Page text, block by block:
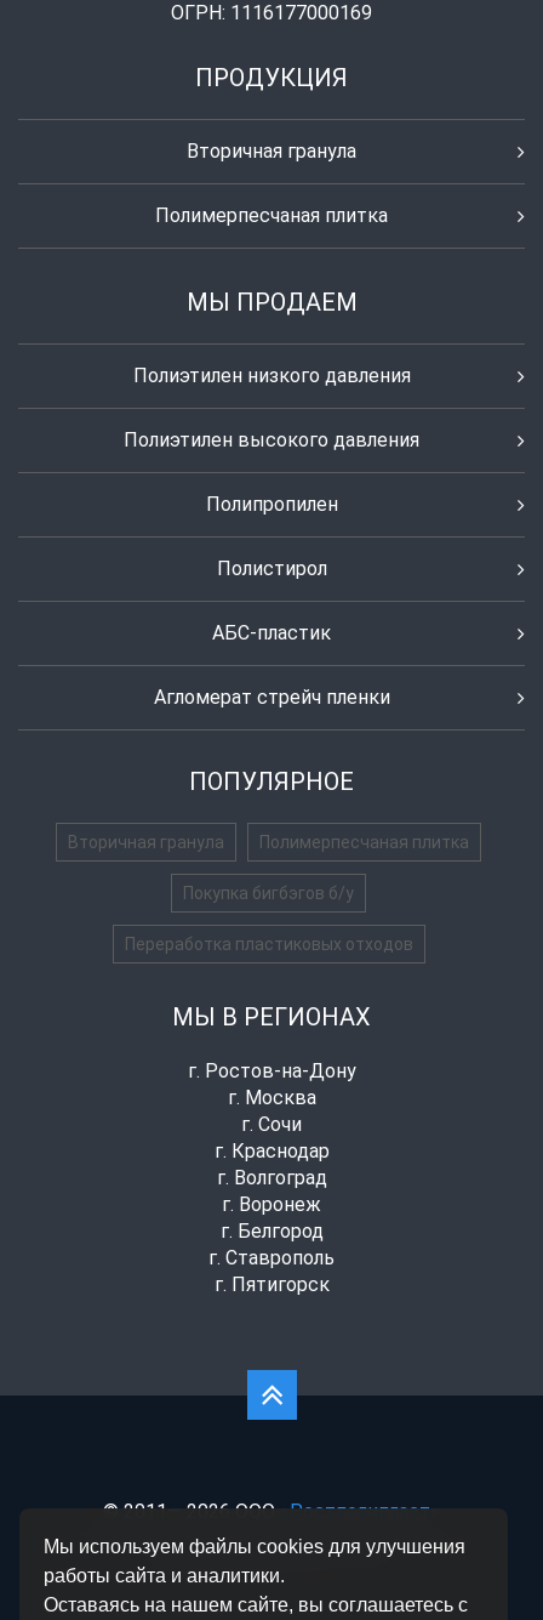
ОГРН: 1116177000169
ПРОДУКЦИЯ
Вторичная гранула
Полимерпесчаная плитка
МЫ ПРОДАЕМ
Полиэтилен низкого давления
Полиэтилен высокого давления
Полипропилен
Полистирол
АБС-пластик
Агломерат стрейч пленки
ПОПУЛЯРНОЕ
Вторичная гранула Полимерпесчаная плитка
Покупка бигбэгов б/у
Переработка пластиковых отходов
МЫ В РЕГИОНАХ
г. Ростов-на-Дону
г. Москва
г. Сочи
г. Краснодар
г. Волгоград
г. Воронеж
г. Белгород
г. Ставрополь
г. Пятигорск
© 2011— 2026 ООО
«Ростполипласт»
Политика конфиденциальности| Согласие на
Мы используем файлы cookies для улучшения
работы сайта и аналитики.
Оставаясь на нашем сайте, вы соглашаетесь с